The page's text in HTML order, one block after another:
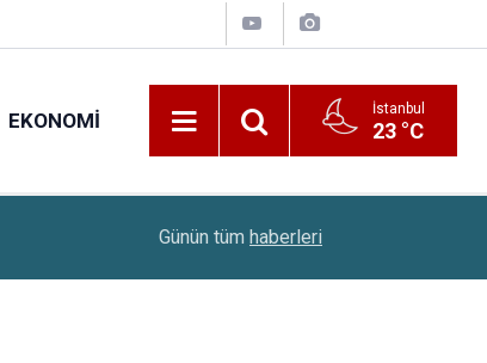
EKONOMI İstanbul
23 °C
Sınavsız Ambulans Şoförü Ve İlk Acil Yardım
Günün tüm haberleri